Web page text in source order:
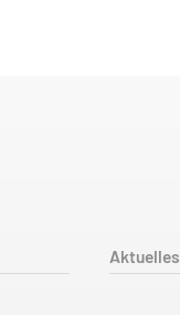
Aktuelles